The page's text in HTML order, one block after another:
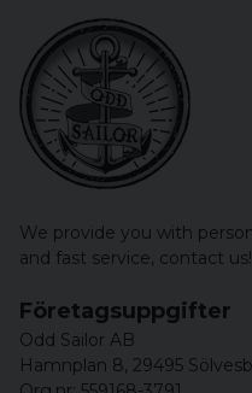
We provide you with
and fast service, contact us!
Företagsuppgifter
Odd Sailor AB
Hamnplan 8, 29495